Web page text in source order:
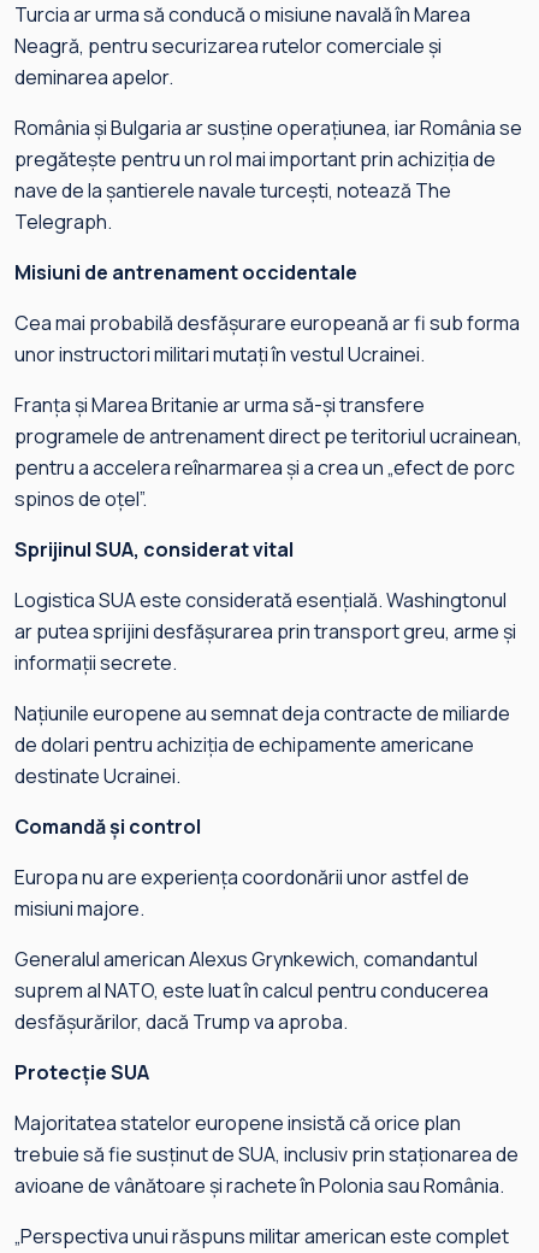
Turcia ar urma să conducă o misiune navală în Marea
Neagră, pentru securizarea rutelor comerciale și
deminarea apelor.
România și Bulgaria ar susține operațiunea, iar România se
pregătește pentru un rol mai important prin achiziția de
nave de la șantierele navale turcești, notează The
Telegraph.
Misiuni de antrenament occidentale
Cea mai probabilă desfășurare europeană ar fi sub forma
unor instructori militari mutați în vestul Ucrainei.
Franța și Marea Britanie ar urma să-și transfere
programele de antrenament direct pe teritoriul ucrainean,
pentru a accelera reînarmarea și a crea un „efect de porc
spinos de oțel”.
Sprijinul SUA, considerat vital
Logistica SUA este considerată esențială. Washingtonul
ar putea sprijini desfășurarea prin transport greu, arme și
informații secrete.
Națiunile europene au semnat deja contracte de miliarde
de dolari pentru achiziția de echipamente americane
destinate Ucrainei.
Comandă și control
Europa nu are experiența coordonării unor astfel de
misiuni majore.
Generalul american Alexus Grynkewich, comandantul
suprem al NATO, este luat în calcul pentru conducerea
desfășurărilor, dacă Trump va aproba.
Protecție SUA
Majoritatea statelor europene insistă că orice plan
trebuie să fie susținut de SUA, inclusiv prin staționarea de
avioane de vânătoare și rachete în Polonia sau România.
„Perspectiva unui răspuns militar american este complet